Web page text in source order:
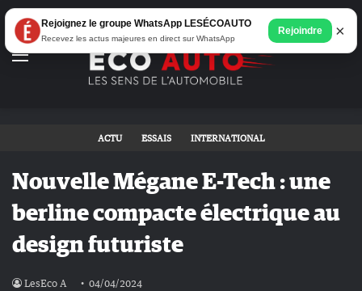
Menu
ACTU ESSAIS INTERNATIONAL
Nouvelle Mégane E-Tech : une
berline compacte électrique au
design futuriste
LesEco A 04/04/2024
Rejoignez le groupe WhatsApp LESÉCOAUTO
Recevez les actus majeures en direct sur WhatsApp
Rejoindre ×